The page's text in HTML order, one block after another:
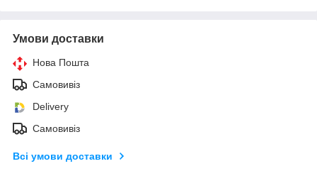
Умови доставки
Нова Пошта
Самовивіз
Delivery
Самовивіз
Всі умови доставки